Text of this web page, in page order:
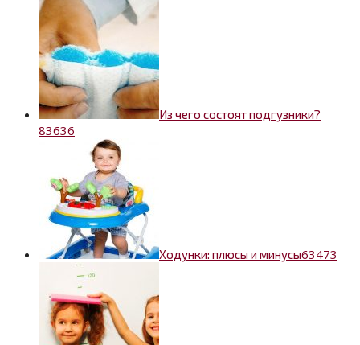
Из чего состоят подгузники?
83636
Ходунки: плюсы и минусы63473